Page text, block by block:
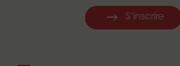
S'inscrire